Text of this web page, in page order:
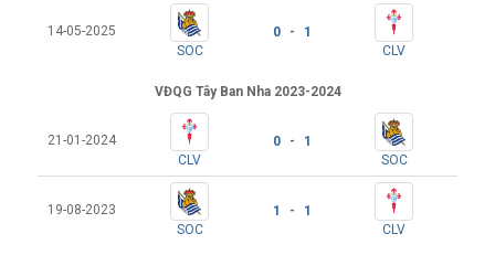
14-05-2025
SOC
0 - 1
CLV
VĐQG Tây Ban Nha 2023-2024
21-01-2024
CLV
0 - 1
SOC
19-08-2023
SOC
1 - 1
CLV